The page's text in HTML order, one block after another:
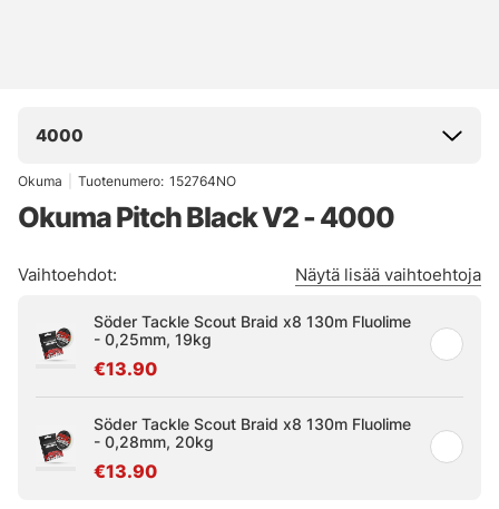
4000
Okuma Tuotenumero: 152764NO
Okuma Pitch Black V2 - 4000
Vaihtoehdot: Näytä lisää vaihtoehtoja
Söder Tackle Scout Braid x8 130m Fluolime
- 0,25mm, 19kg
€13.90
Söder Tackle Scout Braid x8 130m Fluolime
- 0,28mm, 20kg
€13.90